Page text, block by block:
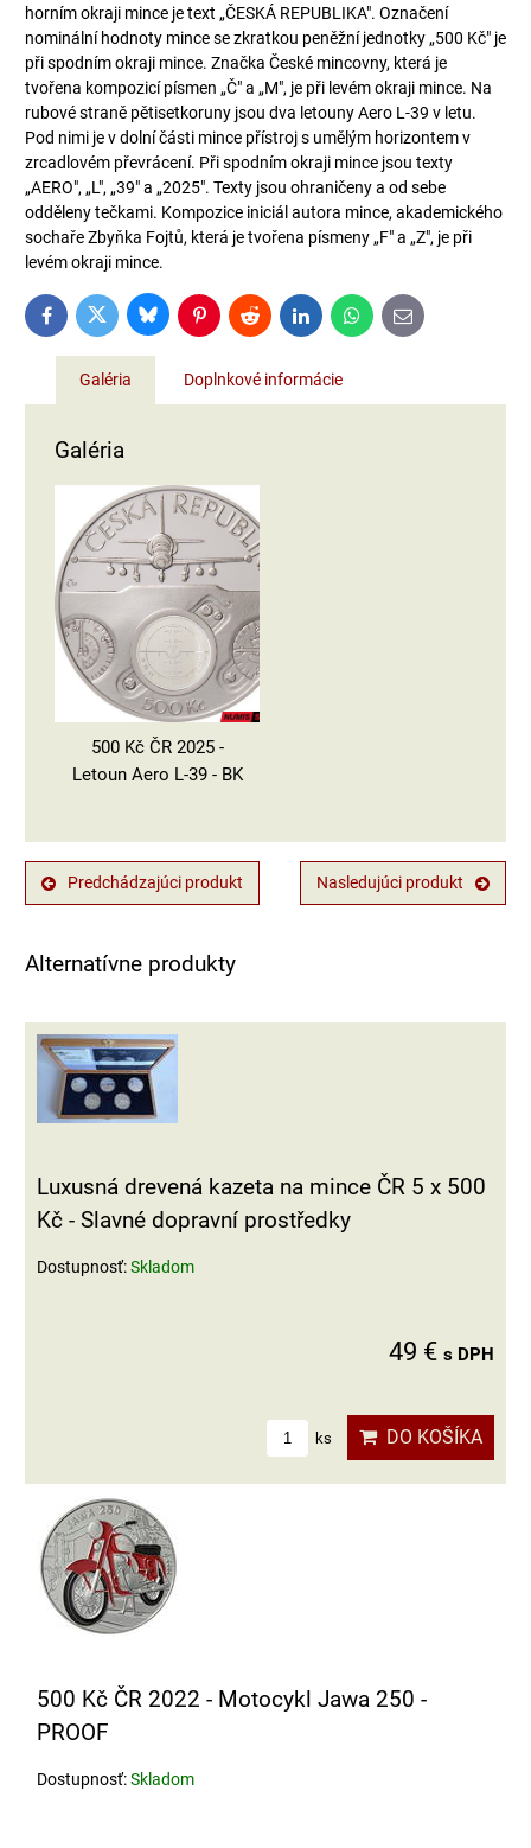
horním okraji mince je text „ČESKÁ REPUBLIKA". Označení
nominální hodnoty mince se zkratkou peněžní jednotky „500 Kč" je
při spodním okraji mince. Značka České mincovny, která je
tvořena kompozicí písmen „Č" a „M", je při levém okraji mince. Na
rubové straně pětisetkoruny jsou dva letouny Aero L-39 v letu.
Pod nimi je v dolní části mince přístroj s umělým horizontem v
zrcadlovém převrácení. Při spodním okraji mince jsou texty
„AERO", „L", „39" a „2025". Texty jsou ohraničeny a od sebe
odděleny tečkami. Kompozice iniciál autora mince, akademického
sochaře Zbyňka Fojtů, která je tvořena písmeny „F" a „Z", je při
levém okraji mince.
FacebookTwitter BlueskyPinterestReddit LinkedInWhatsApp
E-
mail
Galéria Doplnkové informácie
Galéria
500 Kč ČR 2025 -
Letoun Aero L-39 - BK
Predchádzajúci produkt Nasledujúci produkt
Alternatívne produkty
Luxusná drevená kazeta na mince ČR 5 x 500
Kč - Slavné dopravní prostředky
Dostupnosť:Skladom
49 € s DPH
ks DO KOŠÍKA
500 Kč ČR 2022 - Motocykl Jawa 250 -
PROOF
Dostupnosť:Skladom